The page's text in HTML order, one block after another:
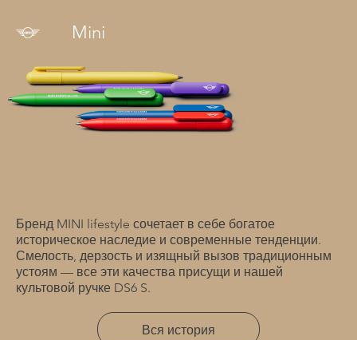
Mini
Бренд MINI lifestyle сочетает в себе богатое
историческое наследие и современные тенденции.
Смелость, дерзость и изящный вызов традиционным
устоям — все эти качества присущи и нашей
культовой ручке DS6 S.
Вся история